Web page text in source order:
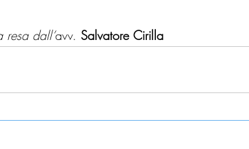
resa dall’avv. Salvatore Cirilla